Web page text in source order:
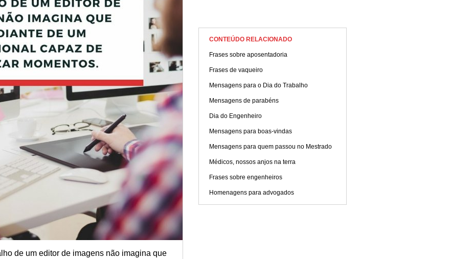
de um editor de imagens não imagina que
CONTEÚDO RELACIONADO
Frases sobre aposentadoria
Frases de vaqueiro
Mensagens para o Dia do Trabalho
Mensagens de parabéns
Dia do Engenheiro
Mensagens para boas-vindas
Mensagens para quem passou no Mestrado
Médicos, nossos anjos na terra
Frases sobre engenheiros
Homenagens para advogados